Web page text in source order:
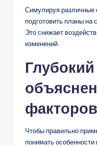
Симулируя различные
подготовить планы на
Это снижает
изменений.
факторов
Чтобы правильно
понимать